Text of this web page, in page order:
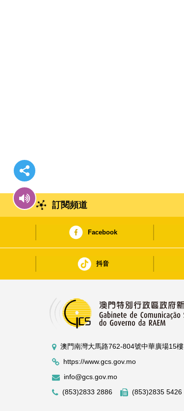
訂閱頻道
Facebook
抖音
澳門南灣大馬路762-804號中華廣場15樓
https://www.gcs.gov.mo
info@gcs.gov.mo
(853)2833 2886
(853)2835 5426